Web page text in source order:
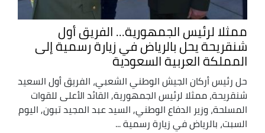
ممثلا لرئيس الجمهورية... الفريق أول
شنقريحة يحل بالرياض في زيارة رسمية إلى
المملكة العربية السعودية
حل رئيس أركان الجيش الوطني الشعبي، الفريق أول السعيد
شنقريحة، ممثلا لرئيس الجمهورية, القائد الأعلى للقوات
المسلحة، وزير الدفاع الوطني, السيد عبد المجيد تبون, اليوم
السبت، بالرياض في زيارة رسمية ...